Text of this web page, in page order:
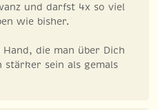
und darfst 4x so viel
wie bisher.
Hand, die man über Dich
sein als gemals